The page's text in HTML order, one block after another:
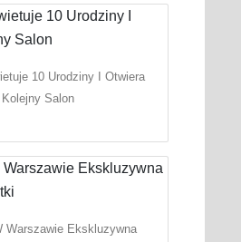
10 Urodziny I Otwiera
Kolejny Salon
Warszawie Ekskluzywna